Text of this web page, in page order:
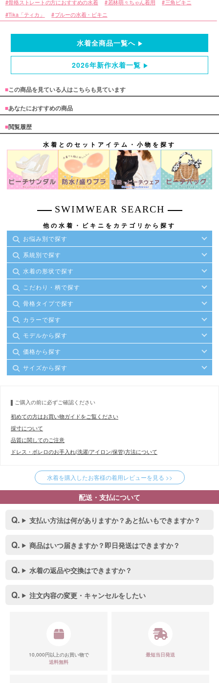
骨格ストレートの方におすすめの水着 若林萌々ちゃん着用
三角ビキニ
Tika「ティカ」
ブルーの水着・ビキニ
水着全商品一覧へ
2026年新作水着一覧
■この商品を見ている人はこちらも見ています
■あなたにおすすめの商品
■閲覧履歴
水着とのセットアイテム・小物を探す
SWIMWEAR SEARCH
他の水着・ビキニをカテゴリから探す
お悩み別で探す
系統別で探す
水着の形状で探す
こだわり・柄で探す
骨格タイプで探す
カラーで探す
モデルから探す
価格から探す
サイズから探す
ご購入の前に必ずご確認ください
初めての方はお買い物ガイドをご覧ください
採寸について
品質に関してのご注意
ドレス・ボレロのお手入れ(洗濯/アイロン/保管)方法について
水着を購入したお客様の着用レビューを見る >>
配送・支払について
支払い方法は何がありますか？あと払いもできますか？
商品はいつ届きますか？即日発送はできますか？
水着の返品や交換はできますか？
注文内容の変更・キャンセルをしたい
10,000円以上のお買い物で
送料無料
最短当日発送